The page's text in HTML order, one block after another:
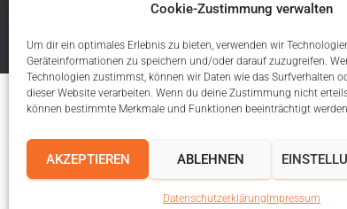
Cookie-Zustimmung verwalten
Um dir ein optimales Erlebnis zu bieten, verwenden wir
Geräteinformationen zu speichern und/oder darauf zuzugreifen.
Technologien zustimmst, können wir Daten wie das Surfverhalten
dieser Website verarbeiten. Wenn du deine Zustimmung nicht
können bestimmte Merkmale und Funktionen beeinträchtigt
AKZEPTIEREN ABLEHNEN
Datenschutzerklärung Impressum